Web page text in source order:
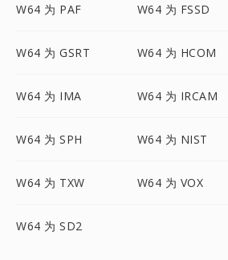
W64 为 PAF W64 为 FSSD
W64 为 GSRT W64 为 HCOM
W64 为 IMA W64 为 IRCAM
W64 为 SPH W64 为 NIST
W64 为 TXW W64 为 VOX
W64 为 SD2